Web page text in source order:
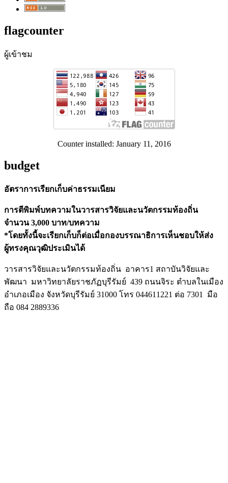
flagcounter
ผู้เข้าชม
Counter installed: January 11, 2016
budget
อัตราการเรียกเก็บค่าธรรมเนียม
การตีพิมพ์บทความในวารสารวิจัยและนวัตกรรมท้องถิ่น
จำนวน 3,000 บาท/บทความ
*โดยทั้งนี้จะเรียกเก็บก็ต่อเมื่อกองบรรณาธิการเห็นชอบให้ส่ง
ผู้ทรงคุณวุฒิประเมินได้
วารสารวิจัยและนวัตกรรมท้องถิ่น อาคาร1 สถาบันวิจัยและ
พัฒนา มหาวิทยาลัยราชภัฏบุรีรัมย์ 439 ถนนจิระ ตำบลในเมือง
อำเภอเมือง จังหวัดบุรีรัมย์ 31000 โทร 044611221 ต่อ 7301 มือ
ถือ 084 2889336